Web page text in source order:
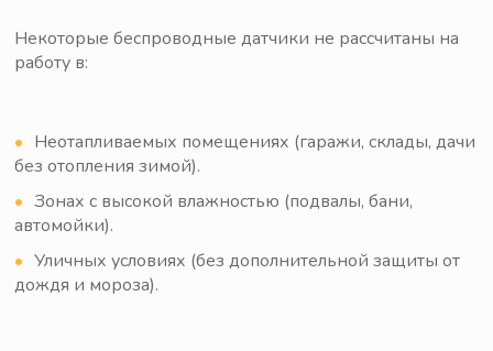
Некоторые беспроводные датчики не рассчитаны на
работу в:
Неотапливаемых помещениях (гаражи, склады, дачи
без отопления зимой).
Зонах с высокой влажностью (подвалы, бани,
автомойки).
Уличных условиях (без дополнительной защиты от
дождя и мороза).